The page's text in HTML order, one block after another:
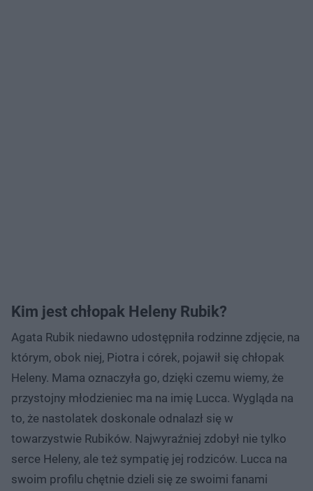
Kim jest chłopak Heleny Rubik?
Agata Rubik niedawno udostępniła rodzinne zdjęcie, na
którym, obok niej, Piotra i córek, pojawił się chłopak
Heleny. Mama oznaczyła go, dzięki czemu wiemy, że
przystojny młodzieniec ma na imię Lucca. Wygląda na
to, że nastolatek doskonale odnalazł się w
towarzystwie Rubików. Najwyraźniej zdobył nie tylko
serce Heleny, ale też sympatię jej rodziców. Lucca na
swoim profilu chętnie dzieli się ze swoimi fanami